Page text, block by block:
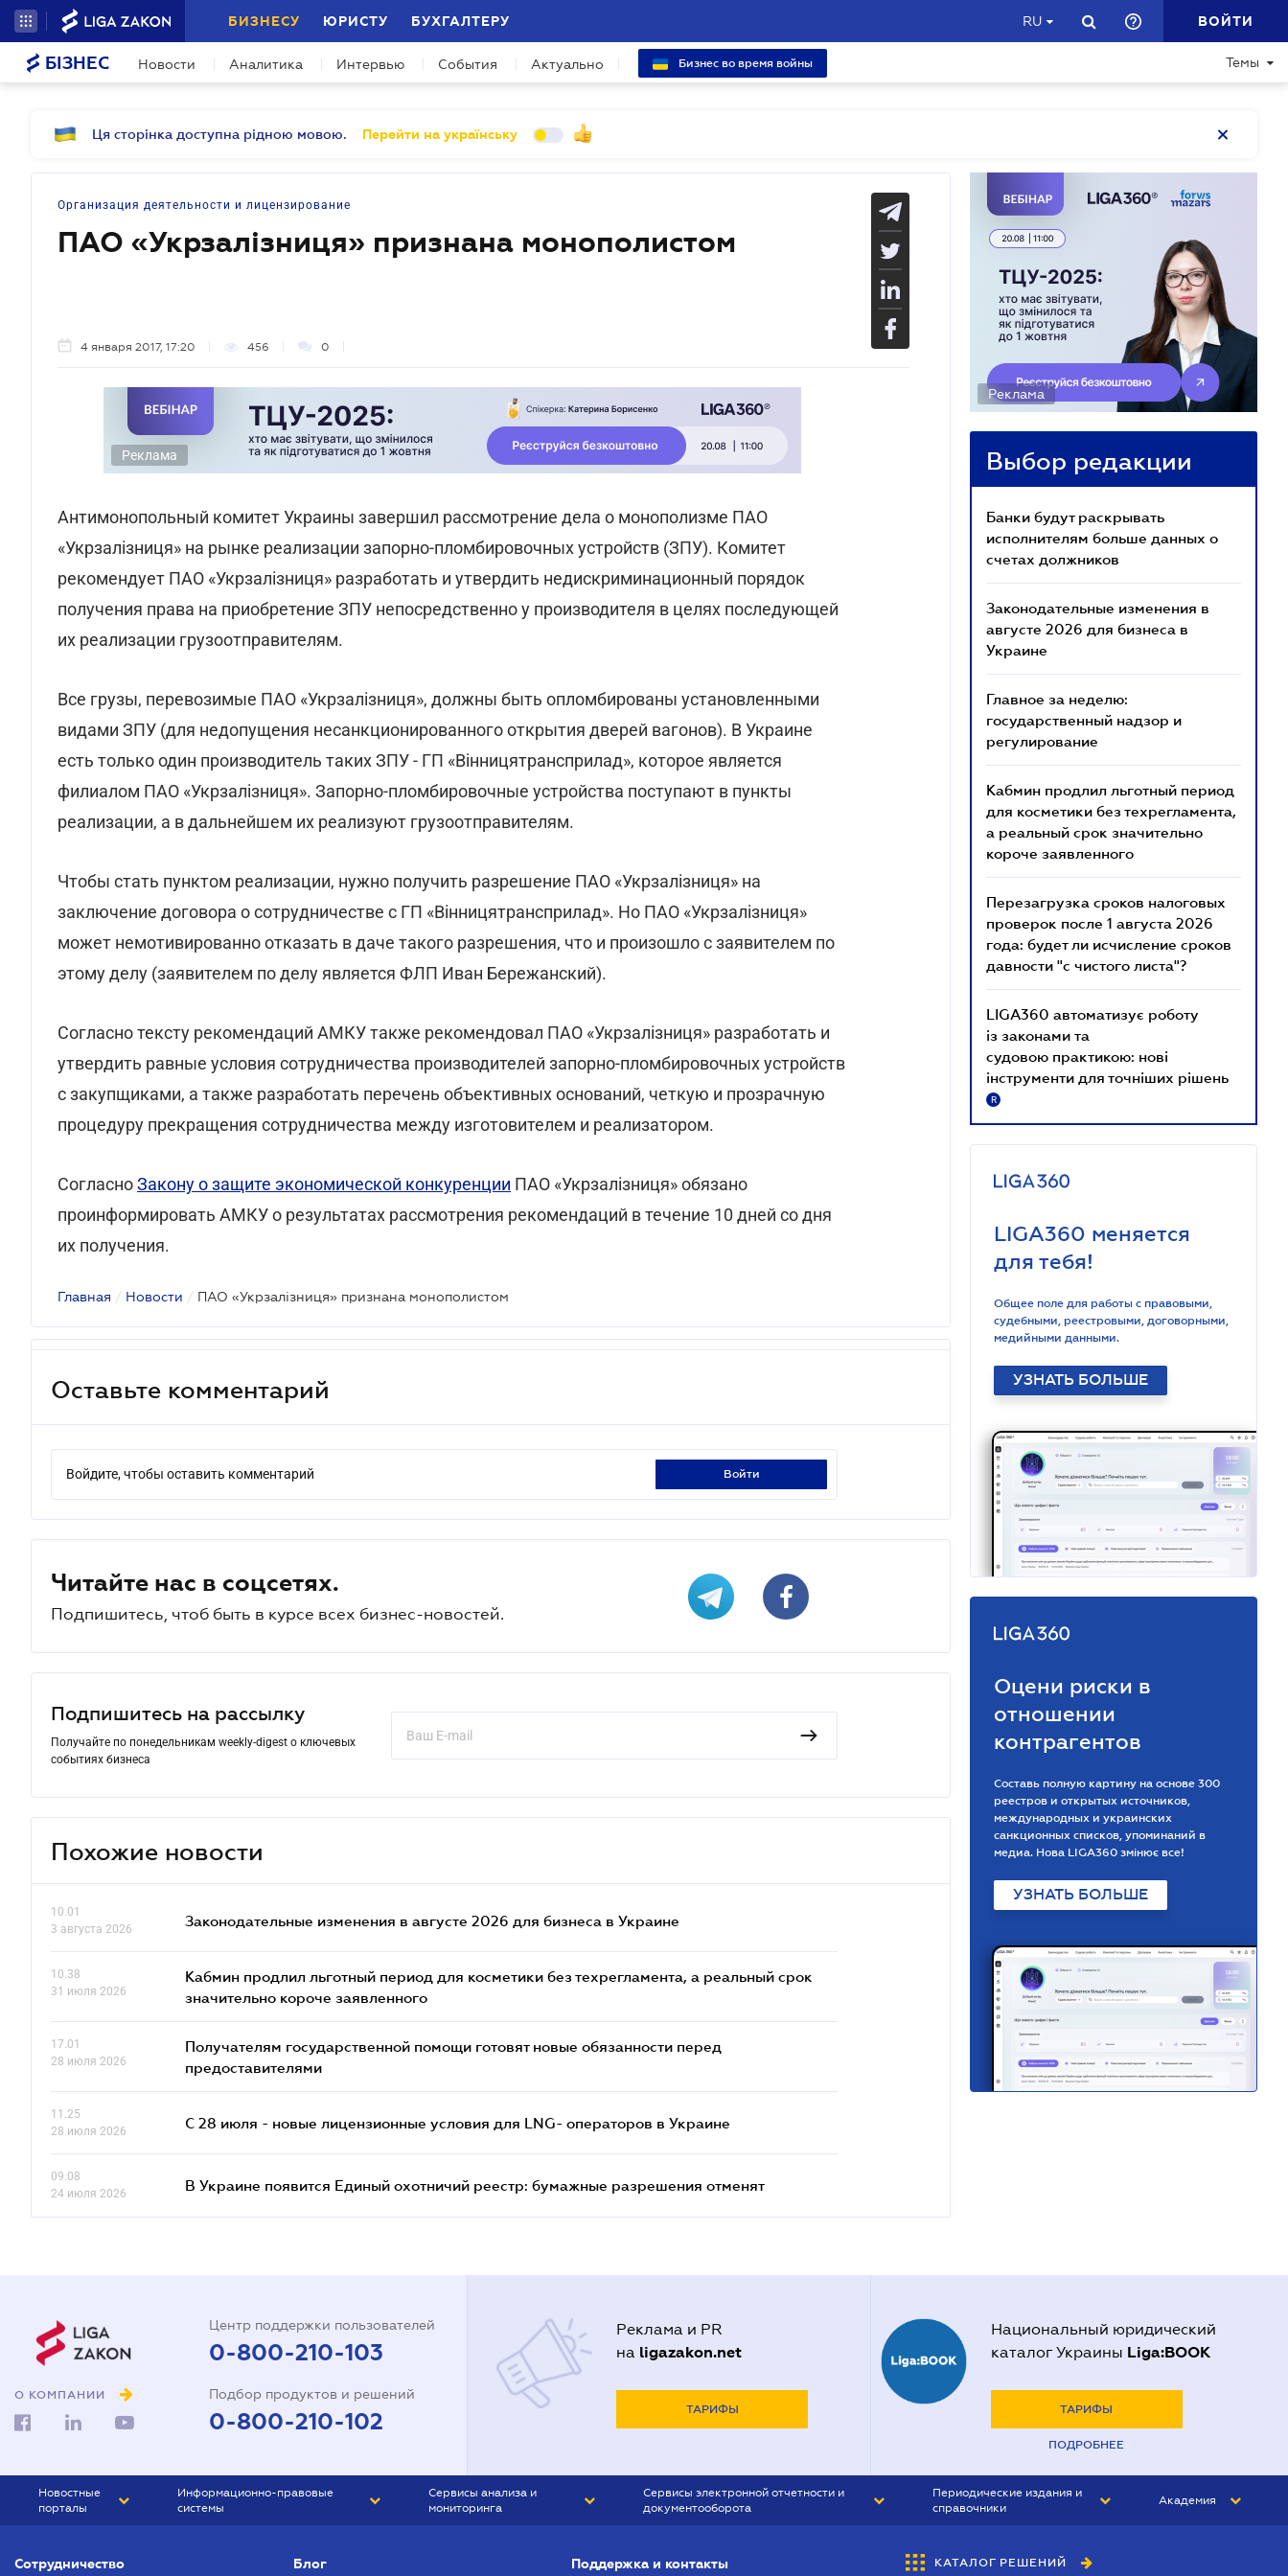
БИЗНЕСУ ЮРИСТУ БУХГАЛТЕРУ RU ВОЙТИ
БІЗНЕС Новости Аналитика Интервью События Актуально Бизнес во время войны Темы
Ця сторінка доступна рідною мовою. Перейти на українську
Организация деятельности и лицензирование
ПАО «Укрзалізниця» признана монополистом
4 января 2017, 17:20 456 0
Реклама
Антимонопольный комитет Украины завершил рассмотрение дела о монополизме ПАО
«Укрзалізниця» на рынке реализации запорно-пломбировочных устройств (ЗПУ). Комитет
рекомендует ПАО «Укрзалізниця» разработать и утвердить недискриминационный порядок
получения права на приобретение ЗПУ непосредственно у производителя в целях последующей
их реализации грузоотправителям.
Все грузы, перевозимые ПАО «Укрзалізниця», должны быть опломбированы установленными
видами ЗПУ (для недопущения несанкционированного открытия дверей вагонов). В Украине
есть только один производитель таких ЗПУ - ГП «Вінницятрансприлад», которое является
филиалом ПАО «Укрзалізниця». Запорно-пломбировочные устройства поступают в пункты
реализации, а в дальнейшем их реализуют грузоотправителям.
Чтобы стать пунктом реализации, нужно получить разрешение ПАО «Укрзалізниця» на
заключение договора о сотрудничестве с ГП «Вінницятрансприлад». Но ПАО «Укрзалізниця»
может немотивированно отказать в даче такого разрешения, что и произошло с заявителем по
этому делу (заявителем по делу является ФЛП Иван Бережанский).
Согласно тексту рекомендаций АМКУ также рекомендовал ПАО «Укрзалізниця» разработать и
утвердить равные условия сотрудничества производителей запорно-пломбировочных устройств
с закупщиками, а также разработать перечень объективных оснований, четкую и прозрачную
процедуру прекращения сотрудничества между изготовителем и реализатором.
СогласноЗакону о защите экономической конкуренции ПАО «Укрзалізниця» обязано
проинформировать АМКУ о результатах рассмотрения рекомендаций в течение 10 дней со дня
их получения.
Главная / Новости / ПАО «Укрзалізниця» признана монополистом
Оставьте комментарий
Войдите, чтобы оставить комментарий войти
Читайте нас в соцсетях.
Подпишитесь, чтоб быть в курсе всех бизнес-новостей.
Подпишитесь на рассылку
Получайте по понедельникам weekly-digest о ключевых
событиях бизнеса
Похожие новости
10.01
3 августа 2026
Законодательные изменения в августе 2026 для бизнеса в Украине
10.38
31 июля 2026
Кабмин продлил льготный период для косметики без техрегламента, а реальный срок
значительно короче заявленного
17.01
28 июля 2026
Получателям государственной помощи готовят новые обязанности перед
предоставителями
11.25
28 июля 2026
С 28 июля - новые лицензионные условия для LNG- операторов в Украине
09.08
24 июля 2026
В Украине появится Единый охотничий реестр: бумажные разрешения отменят
Реклама
Выбор редакции
Банки будут раскрывать
исполнителям больше данных о
счетах должников
Законодательные изменения в
августе 2026 для бизнеса в
Украине
Главное за неделю:
государственный надзор и
регулирование
Кабмин продлил льготный период
для косметики без техрегламента,
а реальный срок значительно
короче заявленного
Перезагрузка сроков налоговых
проверок после 1 августа 2026
года: будет ли исчисление сроков
давности "с чистого листа"?
LIGA360 автоматизує роботу
із законами та
судовою практикою: нові
інструменти для точніших рішень
R
LIGA360 меняется
для тебя!
Общее поле для работы с правовыми,
судебными, реестровыми, договорными,
медийными данными.
УЗНАТЬ БОЛЬШЕ
Оцени риски в
отношении
контрагентов
Составь полную картину на основе 300
реестров и открытых источников,
международных и украинских
санкционных списков, упоминаний в
медиа. Нова LIGA360 змінює все!
УЗНАТЬ БОЛЬШЕ
О КОМПАНИИ
Центр поддержки пользователей
0-800-210-103
Подбор продуктов и решений
0-800-210-102
Реклама и PR
на ligazakon.net
ТАРИФЫ
Национальный юридический
каталог Украины Liga:BOOK
ТАРИФЫ
ПОДРОБНЕЕ
Новостные
порталы
БИЗНЕС
Информационно-правовые
системы
Сервисы анализа и
мониторинга
Сервисы электронной отчетности и
документооборота
Периодические издания и
справочники
БУХГАЛТЕР&ЗАКОН
Академия
Сотрудничество Блог Поддержка и контакты КАТАЛОГ РЕШЕНИЙ